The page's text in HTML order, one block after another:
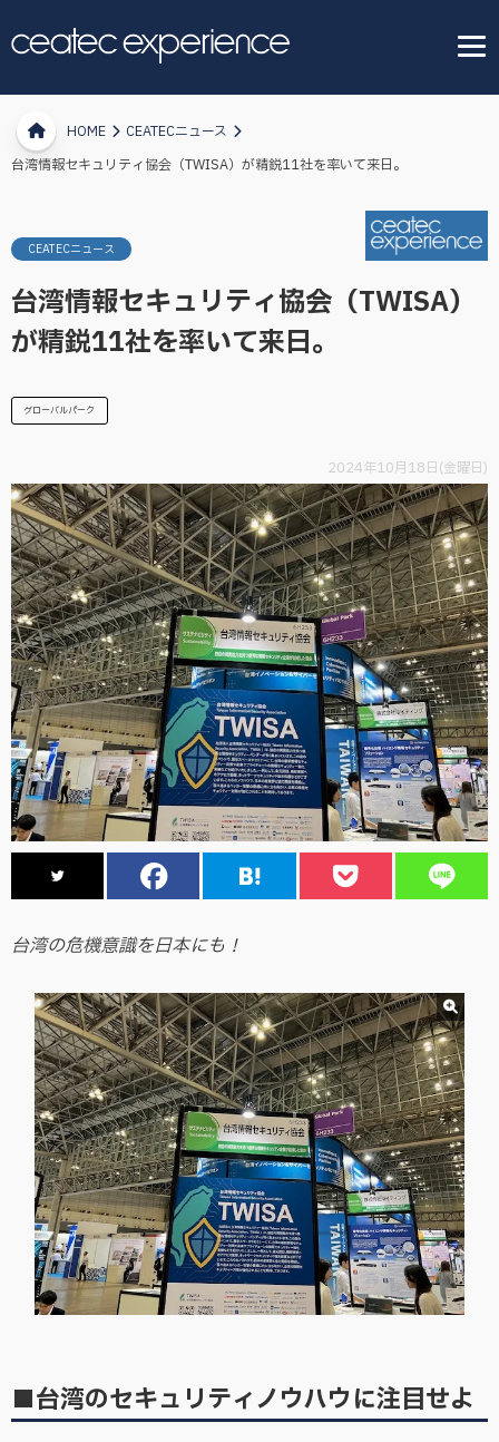
HOME
CEATECニュース
台湾情報セキュリティ協会（TWISA）が精鋭11社を率いて来日。
CEATECニュース
台湾情報セキュリティ協会（TWISA）
が精鋭11社を率いて来日。
グローバルパーク
2024年10月18日(金曜日)
台湾の危機意識を日本にも！
■台湾のセキュリティノウハウに注目せよ